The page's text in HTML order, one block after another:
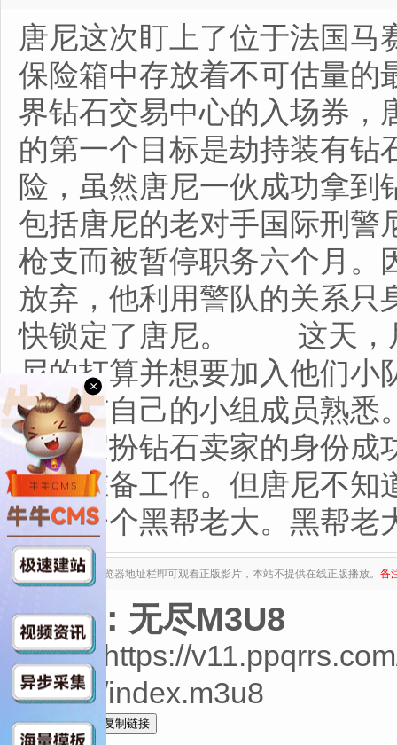
唐尼这次盯上了位于法国马
保险箱中存放着不可估量的
界钻石交易中心的入场券，
的第一个目标是劫持装有钻
险，虽然唐尼一伙成功拿到
包括唐尼的老对手国际刑警
枪支而被暂停职务六个月。
放弃，他利用警队的关系只
快锁定了唐尼。 这天，
尼的打算并想要加入他们
尼克与自己的小组成员熟悉
券，假扮钻石卖家的身份成
前期准备工作。但唐尼不知
属于一个黑帮老大。黑帮老
复制下列地址至浏览器地址栏即可观看正版影片，本站不提供在线正版播放。 备
来源：无尽M3U8
TC$https://
video/index.m3u8
全选
×